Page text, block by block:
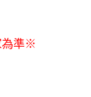
為準※